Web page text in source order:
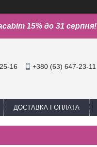
15% до 31 серпня!
16 +380 (63) 647-23-11
ДОСТАВКА І ОПЛАТА